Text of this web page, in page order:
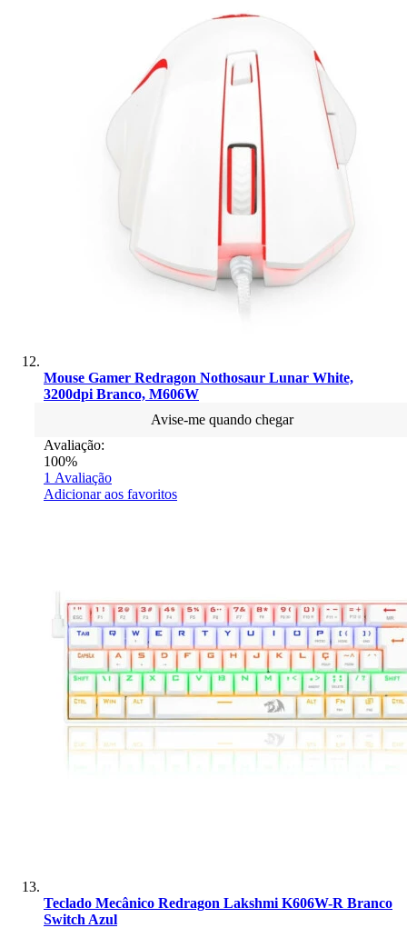
Mouse Gamer Redragon Nothosaur Lunar White,
3200dpi Branco, M606W
Avise-me quando chegar
Avaliação:
100%
1 Avaliação
Adicionar aos favoritos
Teclado Mecânico Redragon Lakshmi K606W-R Branco
Switch Azul